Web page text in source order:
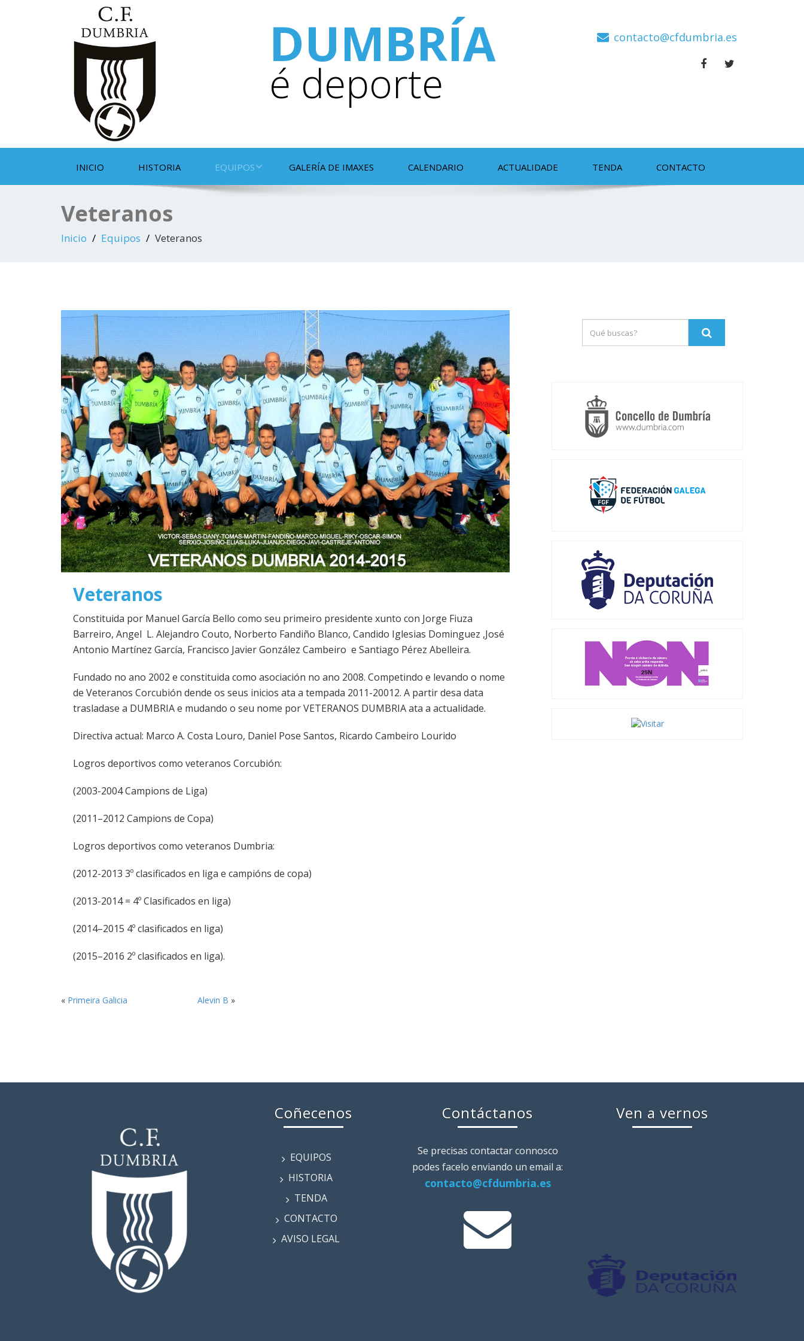
DUMBRÍA
é deporte
contacto@cfdumbria.es
INICIO HISTORIA EQUIPOS GALERÍA DE IMAXES CALENDARIO ACTUALIDADE TENDA CONTACTO
Veteranos
Inicio Equipos Veteranos
Veteranos
Constituida por Manuel García Bello como seu primeiro presidente xunto con Jorge Fiuza
Barreiro, Angel L. Alejandro Couto, Norberto Fandiño Blanco, Candido Iglesias Dominguez ,José
Antonio Martínez García, Francisco Javier González Cambeiro e Santiago Pérez Abelleira.
Fundado no ano 2002 e constituida como asociación no ano 2008. Competindo e levando o nome
de Veteranos Corcubión dende os seus inicios ata a tempada 2011-20012. A partir desa data
trasladase a DUMBRIA e mudando o seu nome por VETERANOS DUMBRIA ata a actualidade.
Directiva actual: Marco A. Costa Louro, Daniel Pose Santos, Ricardo Cambeiro Lourido
Logros deportivos como veteranos Corcubión:
(2003-2004 Campions de Liga)
(2011–2012 Campions de Copa)
Logros deportivos como veteranos Dumbria:
(2012-2013 3º clasificados en liga e campións de copa)
(2013-2014 = 4º Clasificados en liga)
(2014–2015 4º clasificados en liga)
(2015–2016 2º clasificados en liga).
« Primeira Galicia Alevin B »
Coñecenos
EQUIPOS
HISTORIA
TENDA
CONTACTO
AVISO LEGAL
Contáctanos
Se precisas contactar connosco
podes facelo enviando un email a:
contacto@cfdumbria.es
Ven a vernos